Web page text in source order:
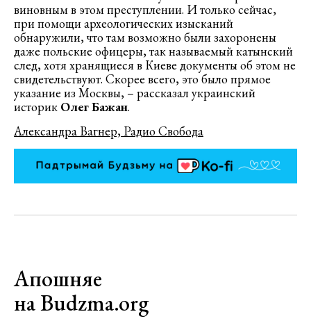
виновным в этом преступлении. И только сейчас,
при помощи археологических изысканий
обнаружили, что там возможно были захоронены
даже польские офицеры, так называемый катынский
след, хотя хранящиеся в Киеве документы об этом не
свидетельствуют. Скорее всего, это было прямое
указание из Москвы, – рассказал украинский
историк Олег Бажан.
Александра Вагнер, Радио Свобода
Апошняе
на Budzma.org